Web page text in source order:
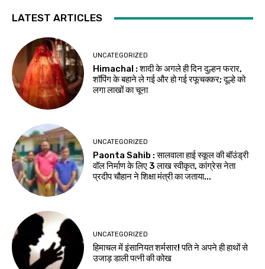
LATEST ARTICLES
UNCATEGORIZED
Himachal : शादी के अगले ही दिन दुल्हन फरार,
शॉपिंग के बहाने ले गई और हो गई रफूचक्कर; दूल्हे को
लगा लाखों का चूना
UNCATEGORIZED
Paonta Sahib : सालवाला हाई स्कूल की बॉउंड्री
वॉल निर्माण के लिए ₹3 लाख स्वीकृत, कांग्रेस नेता
प्रदीप चौहान ने शिक्षा मंत्री का जताया...
UNCATEGORIZED
हिमाचल में इंसानियत शर्मसार! पति ने अपने ही हाथों से
उजाड़ डाली पत्नी की कोख